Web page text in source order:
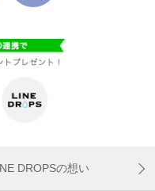
DROPSの想い